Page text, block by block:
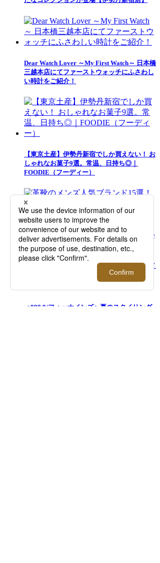
Dear Watch Lover ～My First Watch～ 日本橋
三越本店にてファーストウォッチにふさわし
い時計をご紹介！
【東京土産】伊勢丹新宿でしか買えない！ お
しゃれなお菓子9選。常温、日持ち◎｜
FOODIE（フーディー）
革靴のメンズ人気ブランド15選！カジュアル
からハイエンドまでご紹介
＜999.9/フォーナインズ＞夏のスタイリング